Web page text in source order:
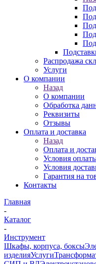
Распродажа
Услуги
О компании
Назад
О компании
Обработка
Реквизиты
Отзывы
Оплата и доставка
Назад
Оплата и
Условия
Условия
Гарантия на
Контакты
Главная
-
Каталог
-
Инструмент
Шкафы, корпуса, боксы
изделияУслуги